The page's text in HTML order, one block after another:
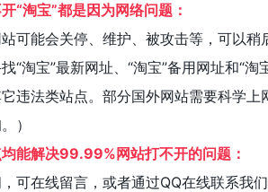
“淘宝”都是因为网络问题：
可能会关停、维护、被攻击等，可以
“淘宝”最新网址、“淘宝”备用网址和“
违法类站点。部分国外网站需要科学
）
能解决99.99%网站打不开的问题：
可在线留言，或者通过QQ在线联系我们